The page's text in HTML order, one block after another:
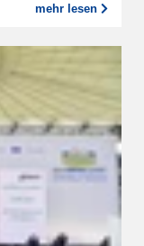
mehr lesen